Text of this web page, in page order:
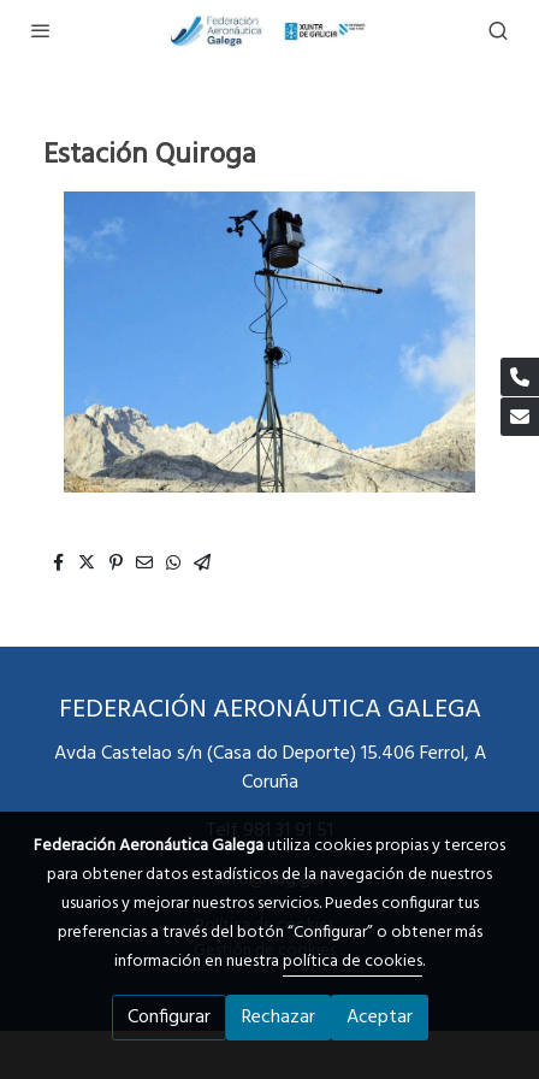
Estación Quiroga
FEDERACIÓN AERONÁUTICA GALEGA
Avda Castelao s/n (Casa do Deporte) 15.406 Ferrol, A
Coruña
Telf 981 31 91 51
info@fag.gal
Política de cookies
Gestión de cookies
Federación Aeronáutica Galegautiliza cookies propias y terceros
para obtener datos estadísticos de la navegación de nuestros
usuarios y mejorar nuestros servicios. Puedes configurar tus
preferencias a través del botón “Configurar” o obtener más
información en nuestrapolítica de cookies.
Configurar Rechazar Aceptar